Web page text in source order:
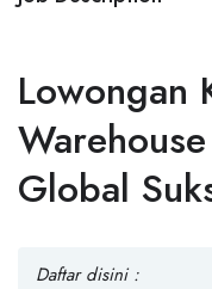
Lowongan
Global
Daftar disini :